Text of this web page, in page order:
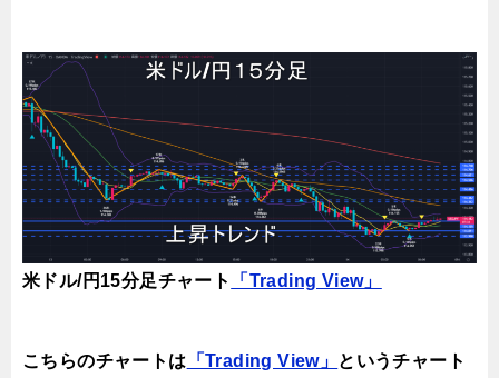
米ドル/円15分足チャート 「Trading View」
こちらのチャートは 「Trading View」 というチャート